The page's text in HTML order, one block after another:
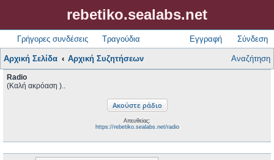
rebetiko.sealabs.net
Γρήγορες συνδέσεις Τραγούδια Σύνδεση
Εγγραφή
Αρχική Σελίδα Αρχική Συζητήσεων Αναζήτηση
Radio
(Καλή ακρόαση )..
Απευθείας:
https://rebetiko.sealabs.net/radio